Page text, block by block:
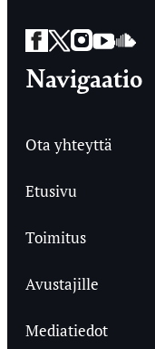
Facebook
Twitter
Instagram
Navigaatio
Ota yhteyttä
Etusivu
Toimitus
Avustajille
Mediatiedot